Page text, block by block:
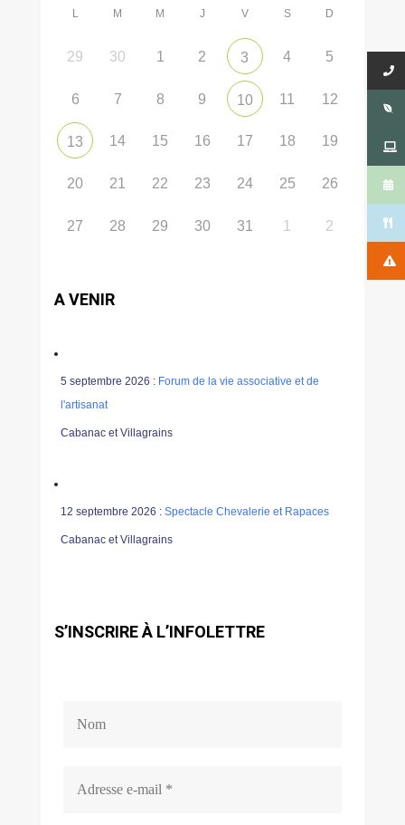
L M M J V S D
29 30 1 2 3 4 5
6 7 8 9 10 11 12
13 14 15 16 17 18 19
20 21 22 23 24 25 26
27 28 29 30 31 1 2
A VENIR
5 septembre 2026 : Forum de la vie associative et de
l'artisanat
Cabanac et Villagrains
12 septembre 2026 : Spectacle Chevalerie et Rapaces
Cabanac et Villagrains
S’INSCRIRE À L’INFOLETTRE